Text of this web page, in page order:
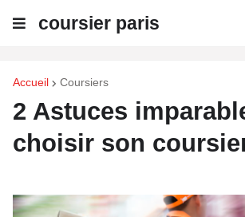
coursier paris
Accueil Coursiers
2 Astuces
choisir son